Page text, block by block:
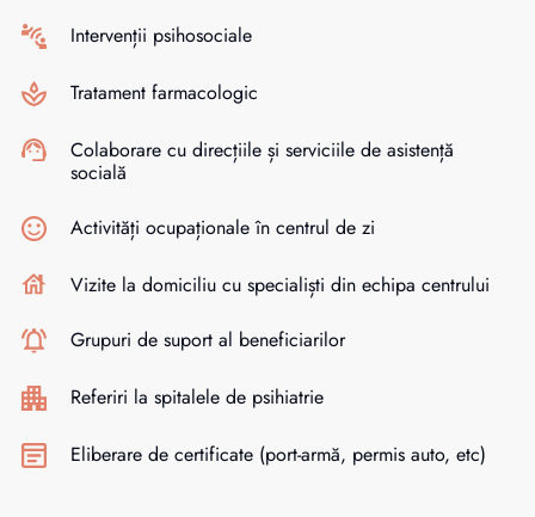
Intervenții psihosociale
Tratament farmacologic
Colaborare cu direcțiile și serviciile de asistență
socială
Activități ocupaționale în centrul de zi
Vizite la domiciliu cu specialiști din echipa centrului
Grupuri de suport al beneficiarilor
Referiri la spitalele de psihiatrie
Eliberare de certificate (port-armă, permis auto, etc)